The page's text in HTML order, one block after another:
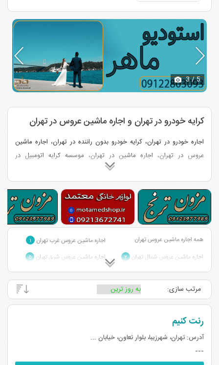
3/ 5
کرایه خودرو در تهران و اجاره ماشین عروس در تهران
اجاره خودرو در تهران، کرایه خودرو بدون راننده در تهران، اجاره ماشین
عروس در تهران، اجاره ماشین در تهران، موسسه کرایه اتومبیل در
همه اجاره ماشین عروس تهران اجاره ماشین عروس غرب تهران ۱
اجاره ماشین عروس شمال تهران ۲ اجاره ماشین عروس شرق تهران ۵
اجاره ماشین عروس مرکز تهران ۱
مرتب سازی:
رنت کنیم
آدرس: تهران، شهرزیبا، بلوار تعاون، خیابان ...
---